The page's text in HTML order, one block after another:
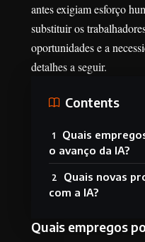
antes exigiam esforço
substituir os
oportunidades e a
detalhes a seguir.
Contents
Quais
o avanço da IA?
Quais novas
com a IA?
Quais empregos